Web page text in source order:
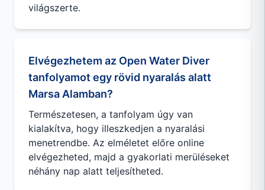
világszerte.
Elvégezhetem az Open Water Diver
tanfolyamot egy rövid nyaralás alatt
Marsa Alamban?
Természetesen, a tanfolyam úgy van
kialakítva, hogy illeszkedjen a nyaralási
menetrendbe. Az elméletet előre online
elvégezheted, majd a gyakorlati merüléseket
néhány nap alatt teljesítheted.